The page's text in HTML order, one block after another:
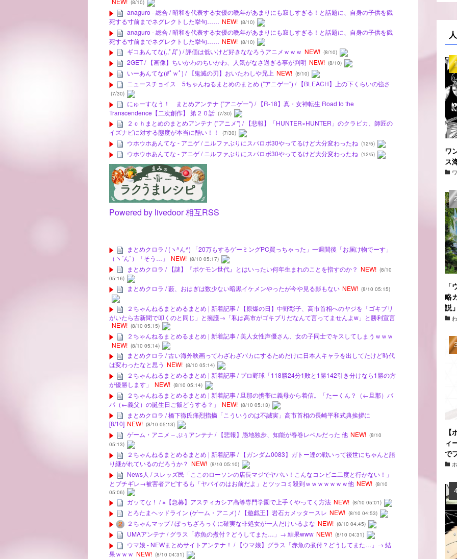
(8/10)
anaguro - 総合 / 昭和を代表する女優の晩年があまりにも寂しすぎる！と話題に、自身の子供を餓
死する寸前までネグレクトした挙句…… NEW! (8/10)
anaguro - 総合 / 昭和を代表する女優の晩年があまりにも寂しすぎる！と話題に、自身の子供を餓
死する寸前までネグレクトした挙句…… NEW! (8/10)
ギコあんてな(,,ﾟДﾟ) / 評価は低いけど好きななろうアニメｗｗｗ NEW! (8/10)
2GET / 【画像】ちいかわのちいかわ、人気がなさ過ぎる事が判明 NEW! (8/10)
いーあんてな(#ﾟｗﾟ) / 【鬼滅の刃】おいたわしや兄上 NEW! (8/10)
ニュースチョイス 5ちゃんねるまとめのまとめ ("アニゲー") / 【BLEACH】上の下くらいの強さ
(7/30)
にゅーすなう！ まとめアンテナ ("アニゲー") / 【R-18】真・女神転生 Road to the
Transcendence【二次創作】 第２０話 (7/30)
２ｃｈまとめのまとめアンテナ ("アニメ") / 【悲報】「HUNTER×HUNTER」のクラピカ、師匠の
イズナビに対する態度が本当に酷い！！
(7/30)
ウホウホあんてな - アニゲ / ニルファぶりにスパロボ30やってるけど大分変わったね (12/5)
ウホウホあんてな - アニゲ / ニルファぶりにスパロボ30やってるけど大分変わったね (12/5)
Powered by livedoor 相互RSS
まとめクロラ / (ヽ^ん^) 「20万もするゲーミングPC買っちゃった」一週間後「お届け物でーす」
（ヽ´ん`）「そう…」
NEW! (8/10 05:17)
まとめクロラ / 【謎】『ポケモン世代』とはいったい何年生まれのことを指すのか？ NEW! (8/10
05:16)
まとめクロラ / 藪、おはぎは数少ない暗黒イケメンやったが今や見る影もない NEW! (8/10 05:15)
２ちゃんねるまとめるまとめ | 新着記事 / 【原爆の日】中野彰子、高市首相へのヤジを「ゴキブリ
がいたら古新聞で叩くのと同じ」と擁護→「私は高市がゴキブリだなんて言ってませんよw」と勝利宣言
NEW! (8/10 05:15)
２ちゃんねるまとめるまとめ | 新着記事 / 美人女性声優さん、女の子同士でキスしてしまうｗｗｗ
NEW! (8/10 05:14)
まとめクロラ / 古い海外映画ってわざわざバカにするためだけに日本人キャラを出してたけど時代
は変わったなと思う NEW! (8/10 05:14)
２ちゃんねるまとめるまとめ | 新着記事 / プロ野球「118勝24分1敗と1勝142引き分けなら1勝の方
が優勝します」
NEW! (8/10 05:14)
２ちゃんねるまとめるまとめ | 新着記事 / 旦那の携帯に義母から着信。「たーくん？（←旦那）パ
パ（←義父）の誕生日ご飯どうする？」
NEW! (8/10 05:13)
まとめクロラ / 橋下徹氏痛烈指摘「こういうのは不誠実」高市首相の長崎平和式典挨拶に
[8/10] NEW! (8/10 05:13)
ゲーム・アニメ – ぷぅアンテナ / 【悲報】愚地独歩、知能が春巻レベルだった 他 NEW! (8/10
05:13)
２ちゃんねるまとめるまとめ | 新着記事 / 【ガンダム0083】ガトー達の戦いって後世にちゃんと語
り継がれているのだろうか？ NEW! (8/10 05:10)
News人 / スレッズ民「ここのローソンの店長マジでヤバい！こんなコンビニ二度と行かない！」
とブチギレ→被害者アピするも「ヤバイのはお前だよ」とツッコミ殺到ｗｗｗｗｗｗｗ他 NEW! (8/10
05:06)
ガッてな！ / ※【急募】アスティカシア高等専門学園で上手くやってく方法 NEW! (8/10 05:01)
とろたまヘッドライン (ゲーム・アニメ) / 【遊戯王】岩石カメッタースレ NEW! (8/10 04:53)
２ちゃんマップ / ぼっちざろっくに確実な非処女が一人だけいるよな NEW! (8/10 04:45)
UMAアンテナ / グラス「赤魚の煮付？どうしてまた…」→ 結果www NEW! (8/10 04:31)
ウマ娘 - NEWまとめサイトアンテナ！ / 【ウマ娘】グラス「赤魚の煮付？どうしてまた…」→ 結
果ｗｗｗ NEW! (8/10 04:31)
ワ
ス
略
説
ィ
で